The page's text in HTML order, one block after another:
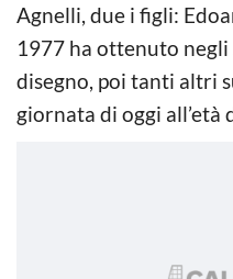
Agnelli, due i figli:
1977 ha ottenuto negli
disegno, poi tanti altri
giornata di oggi all’età